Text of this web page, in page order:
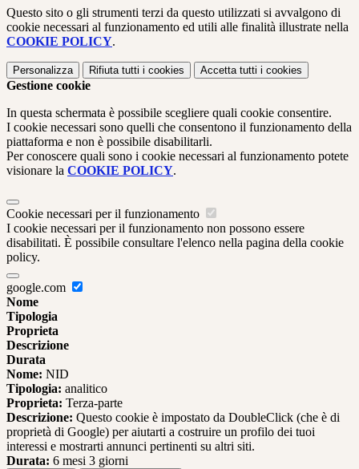
Questo sito o gli strumenti terzi da questo utilizzati si avvalgono di
cookie necessari al funzionamento ed utili alle finalità illustrate nella
COOKIE POLICY.
Personalizza Rifiuta tutti i cookies Accetta tutti i cookies
Gestione cookie
In questa schermata è possibile scegliere quali cookie consentire.
I cookie necessari sono quelli che consentono il funzionamento della
piattaforma e non è possibile disabilitarli.
Per conoscere quali sono i cookie necessari al funzionamento potete
visionare la COOKIE POLICY.
Cookie necessari per il funzionamento
I cookie necessari per il funzionamento non possono essere
disabilitati. È possibile consultare l'elenco nella pagina della cookie
policy.
google.com
Nome
Tipologia
Proprieta
Descrizione
Durata
Nome: NID
Tipologia: analitico
Proprieta: Terza-parte
Descrizione: Questo cookie è impostato da DoubleClick (che è di
proprietà di Google) per aiutarti a costruire un profilo dei tuoi
interessi e mostrarti annunci pertinenti su altri siti.
Durata: 6 mesi 3 giorni